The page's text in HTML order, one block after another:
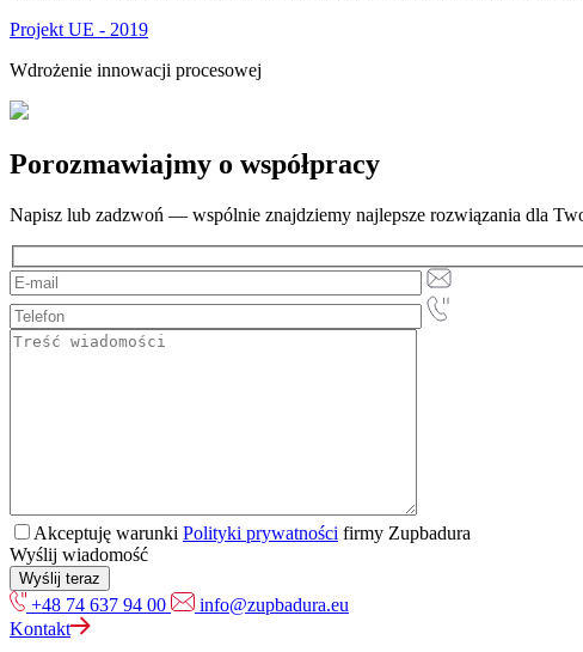
Projekt UE - 2019
Wdrożenie innowacji procesowej
Porozmawiajmy o współpracy
Napisz lub zadzwoń — wspólnie znajdziemy najlepsze rozwiązania dla
Akceptuję warunki Polityki prywatności firmy Zupbadura
Wyślij wiadomość
+48 74 637 94 00
info@zupbadura.eu
Kontakt